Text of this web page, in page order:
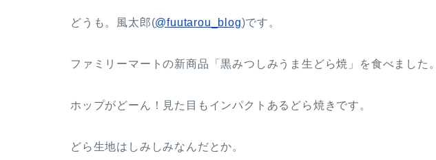
どうも。風太郎(@fuutarou_blog)です。
ファミリーマートの新商品「黒みつしみうま生どら焼」を食べました。
ホップがどーん！見た目もインパクトあるどら焼きです。
どら生地はしみしみなんだとか。